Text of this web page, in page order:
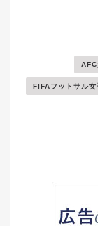
FIFAフットサル